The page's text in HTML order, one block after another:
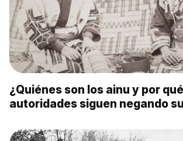
¿Quiénes son los ainu y por
autoridades siguen negando